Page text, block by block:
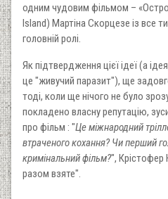
одним чудовим фільмом –
Island) Мартіна Скорцезе із все
головній ролі.
Як підтвердження цієї ідеї (а
це "живучий паразит"), ще
тоді, коли ще нічого не було
покладено власну репутацію,
про фільм : "Це міжнародний
втраченого кохання? Чи перший
кримінальний фільм?", Крістофер
разом взяте".